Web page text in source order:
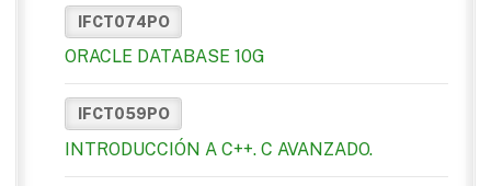
IFCT074PO
ORACLE DATABASE 10G
IFCT059PO
INTRODUCCIÓN A C++. C AVANZADO.